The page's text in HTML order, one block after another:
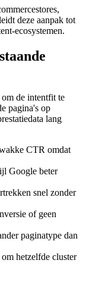
deze aanpak tot
ecosystemen.
de intentfit te
pagina's op
lang
CTR omdat
Google beter
snel zonder
of geen
paginatype dan
hetzelfde cluster